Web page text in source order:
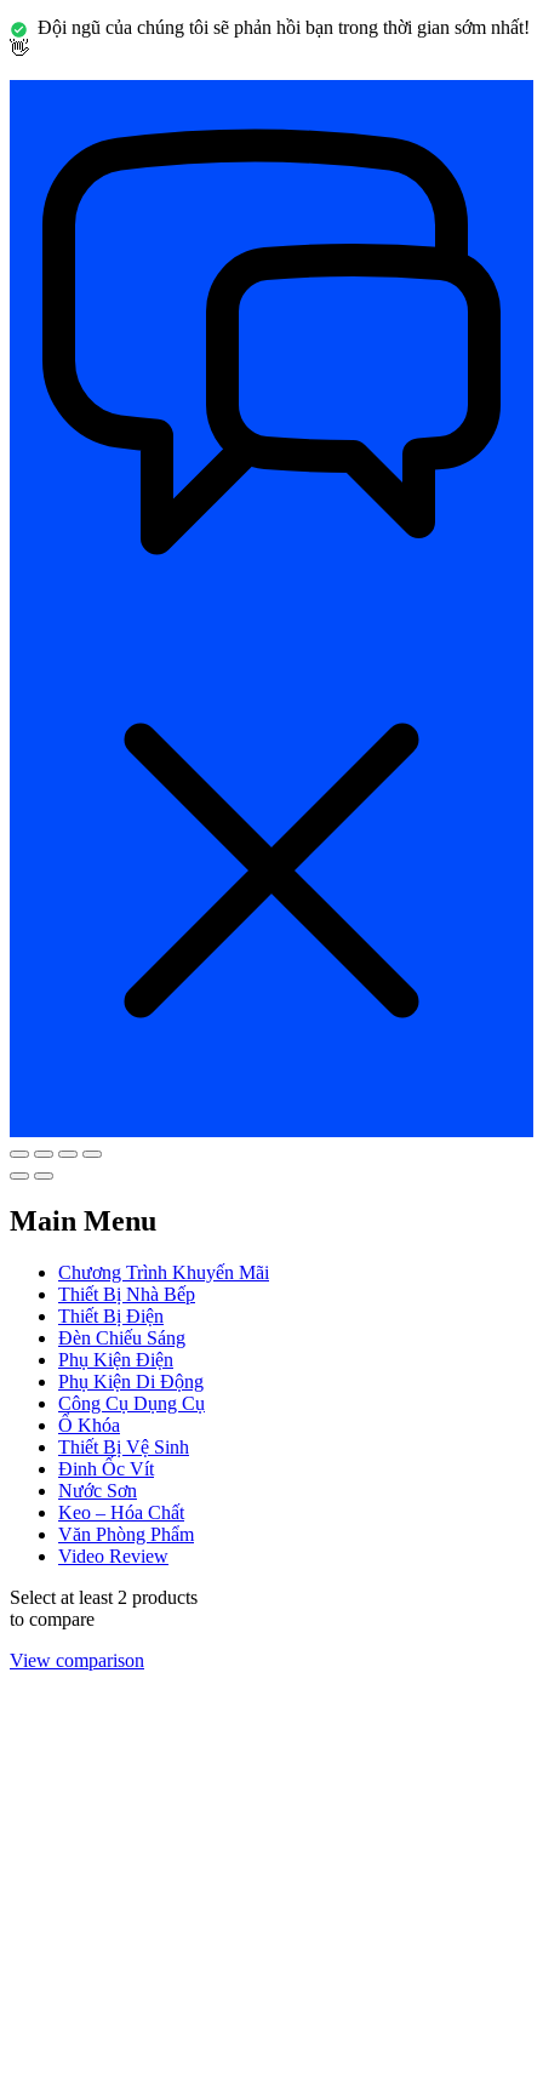
Đội ngũ của chúng tôi sẽ phản hồi bạn trong thời gian sớm nhất!
👋
Main Menu
Chương Trình Khuyến Mãi
Thiết Bị Nhà Bếp
Thiết Bị Điện
Đèn Chiếu Sáng
Phụ Kiện Điện
Phụ Kiện Di Động
Công Cụ Dụng Cụ
Ổ Khóa
Thiết Bị Vệ Sinh
Đinh Ốc Vít
Nước Sơn
Keo – Hóa Chất
Văn Phòng Phẩm
Video Review
Select at least 2 products
to compare
View comparison